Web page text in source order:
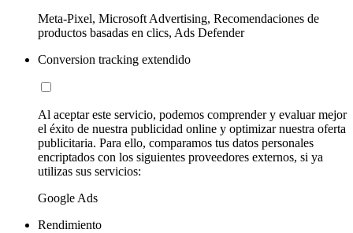
Meta-Pixel, Microsoft Advertising, Recomendaciones de
productos basadas en clics, Ads Defender
Conversion tracking extendido
Al aceptar este servicio, podemos comprender y evaluar mejor
el éxito de nuestra publicidad online y optimizar nuestra oferta
publicitaria. Para ello, comparamos tus datos personales
encriptados con los siguientes proveedores externos, si ya
utilizas sus servicios:
Google Ads
Rendimiento